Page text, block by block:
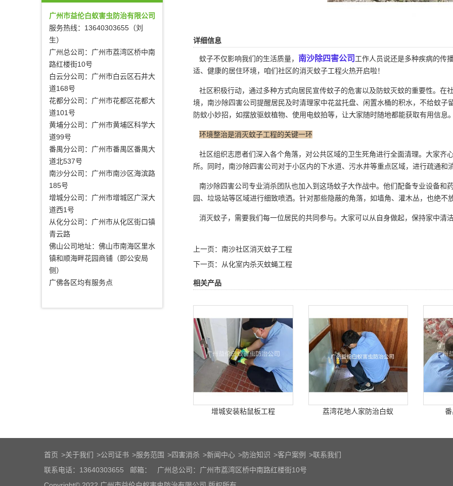
广州市益伦白蚁害虫防治有限公司
服务热线：13640303655（刘
生）
广州总公司：广州市荔湾区桥中南
路红楼街10号
白云分公司：广州市白云区石井大
道168号
花都分公司：广州市花都区花都大
道101号
黄埔分公司：广州市黄埔区科学大
道99号
番禺分公司：广州市番禺区番禺大
道北537号
南沙分公司：广州市南沙区海滨路
185号
增城分公司：广州市增城区广深大
道西1号
从化分公司：广州市从化区街口镇
青云路
佛山公司地址：佛山市南海区里水
镇和顺海畔花园商铺（即公安局
侧）
广佛各区均有服务点
详细信息
蚊子不仅影响我们的生活质量， 南沙除四害公司 工作人员说还是多种疾病的传
适、健康的居住环境，咱们社区的消灭蚊子工程火热开启啦！
社区积极行动，通过多种方式向居民宣传蚊子的危害以及防蚊灭蚊的重要性。在
境，南沙除四害公司提醒居民及时清理家中花盆托盘、闲置水桶的积水，不给蚊
防蚊小妙招，如摆放驱蚊植物、使用电蚊拍等，让大家随时随地都能获取有用信息
环境整治是消灭蚊子工程的关键一环
社区组织志愿者们深入各个角落，对公共区域的卫生死角进行全面清理。大家齐
所。同时，南沙除四害公司对于小区内的下水道、污水井等重点区域，进行疏通和
南沙除四害公司专业消杀团队也加入到这场蚊子大作战中。他们配备专业设备和
园、垃圾站等区域进行细致喷洒。针对那些隐蔽的角落，如墙角、灌木丛，也绝不
消灭蚊子，需要我们每一位居民的共同参与。大家可以从自身做起，保持家中清
上一页： 南沙社区消灭蚊子工程
下一页：
从化室内杀灭蚊蝇工程
相关产品
增城安装粘鼠板工程 荔湾花地人家防治白蚁
首页 >关于我们 >公司证书 >服务范围 >四害消杀 >新闻中心 >防治知识 >客户案例 >联系我们
联系电话：13640303655
邮箱：
广州总公司：广州市荔湾区桥中南路红楼街10号